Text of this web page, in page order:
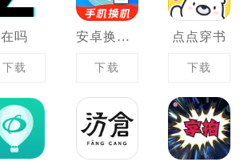
在吗
下载
安卓换机搬家助手
下载
点点穿书
下载